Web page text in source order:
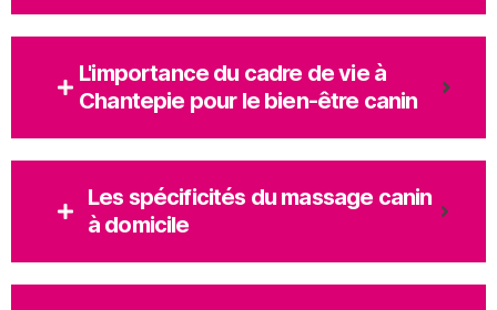
L'importance du cadre de vie à
Chantepie pour le bien-être canin
Les spécificités du massage canin
à domicile